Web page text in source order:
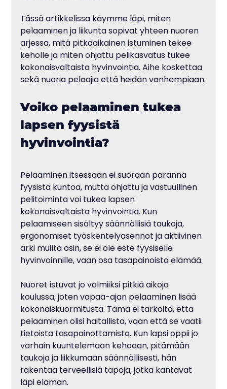
Tässä artikkelissa käymme läpi, miten
pelaaminen ja liikunta sopivat yhteen nuoren
arjessa, mitä pitkäaikainen istuminen tekee
keholle ja miten ohjattu pelikasvatus tukee
kokonaisvaltaista hyvinvointia. Aihe koskettaa
sekä nuoria pelaajia että heidän vanhempiaan.
Voiko pelaaminen tukea
lapsen fyysistä
hyvinvointia?
Pelaaminen itsessään ei suoraan paranna
fyysistä kuntoa, mutta ohjattu ja vastuullinen
pelitoiminta voi tukea lapsen
kokonaisvaltaista hyvinvointia. Kun
pelaamiseen sisältyy säännöllisiä taukoja,
ergonomiset työskentelyasennot ja aktiivinen
arki muilta osin, se ei ole este fyysiselle
hyvinvoinnille, vaan osa tasapainoista elämää.
Nuoret istuvat jo valmiiksi pitkiä aikoja
koulussa, joten vapaa-ajan pelaaminen lisää
kokonaiskuormitusta. Tämä ei tarkoita, että
pelaaminen olisi haitallista, vaan että se vaatii
tietoista tasapainottamista. Kun lapsi oppii jo
varhain kuuntelemaan kehoaan, pitämään
taukoja ja liikkumaan säännöllisesti, hän
rakentaa terveellisiä tapoja, jotka kantavat
läpi elämän.